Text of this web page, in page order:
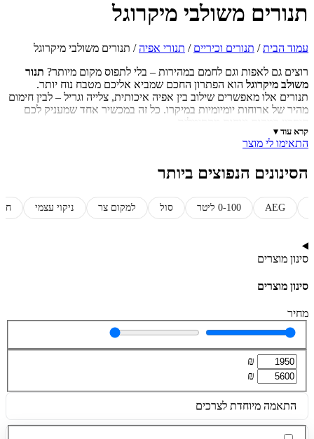
תנורים משולבי מיקרוגל
עמוד הבית/ תנורים וכיריים / תנורי אפיה/ תנורים משולבי מיקרוגל
רוצים גם לאפות וגם לחמם במהירות – בלי לתפוס מקום מיותר? תנור
משולב מיקרוגל הוא הפתרון החכם שמביא אליכם מטבח נוח יותר.
תנורים אלו מאפשרים שילוב בין אפיה איכותית, צלייה וגריל – לבין חימום
מהיר של ארוחות יומיומיות במיקרו. כל זה במכשיר אחד שמעניק לכם
חיסכון במקום ונוחות מקסימלית.
כל רכישה כוללת
איתנו קשר להתקנה מקצועית במקום
קרא עוד
התאימו לי מוצר
הסינונים הנפוצים ביותר
AEG 0-100 ליטר סול למקום צר ניקוי עצמי
סינון מוצרים
סינון מוצרים
מחיר
₪
₪
התאמה מיוחדת לצרכים